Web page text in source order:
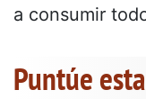
a consumir
Puntúe